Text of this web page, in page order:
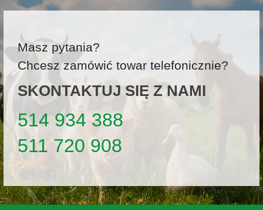
Masz pytania?
Chcesz zamówić towar telefonicznie?
SKONTAKTUJ SIĘ Z NAMI
514 934 388
511 720 908